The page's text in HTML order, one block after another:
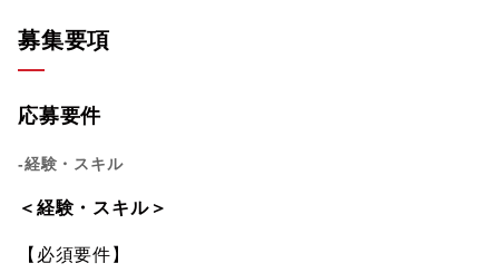
募集要項
応募要件
-経験・スキル
＜経験・スキル＞
【必須要件】